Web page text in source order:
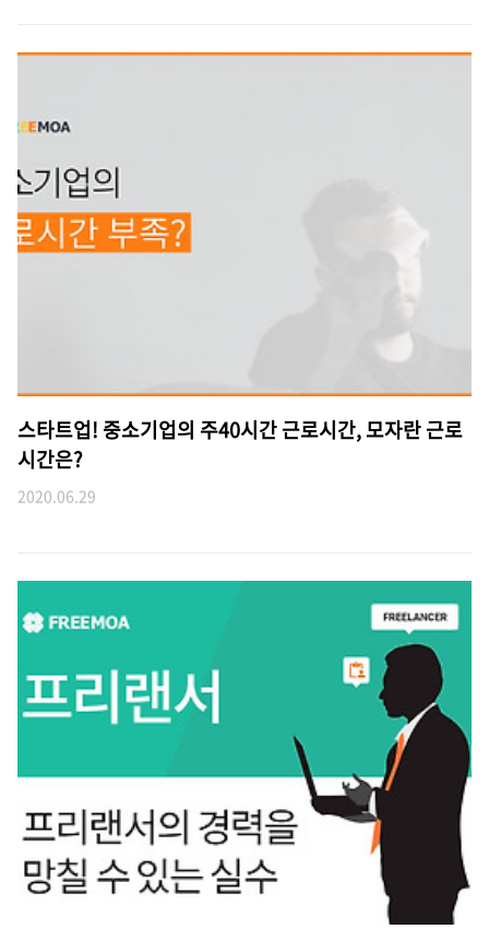
스타트업! 중소기업의 주40시간 근로시간, 모자란 근로
시간은?
2020.06.29